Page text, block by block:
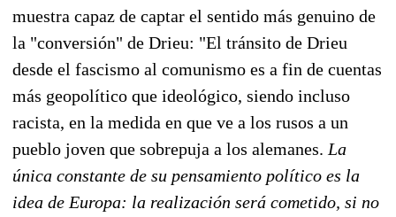
muestra capaz de captar el sentido más genuino de
la "conversión" de Drieu: "El tránsito de Drieu
desde el fascismo al comunismo es a fin de cuentas
más geopolítico que ideológico, siendo incluso
racista, en la medida en que ve a los rusos a un
pueblo joven que sobrepuja a los alemanes. La
única constante de su pensamiento político es la
idea de Europa: la realización será cometido, si no